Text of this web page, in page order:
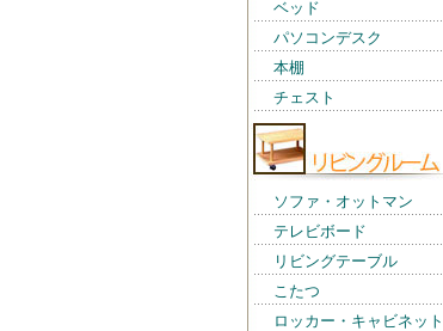
ベッド
パソコンデスク
本棚
チェスト
ソファ・オットマン
テレビボード
リビングテーブル
こたつ
ロッカー・キャビネット